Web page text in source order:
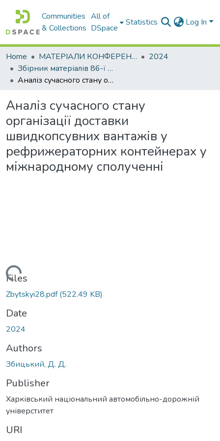
Communities
& Collections
All of
DSpace
Statistics Log In
Home МАТЕРІАЛИ КОНФЕРЕНЦІЙ
2024
Збірник матеріалів 86-ї Міжнародної студентської наукової конференції університету. Секція транспортних технологій
Аналіз сучасного стану організації доставки швидкопсувних вантажів у рефрижераторних контейнерах у міжнародному сполученні
Аналіз сучасного стану
організації доставки
швидкопсувних вантажів у
рефрижераторних контейнерах у
міжнародному сполученні
Loading...
Files
Zbytskyi28.pdf(522.49 KB)
Date
2024
Authors
Збицький, Д. Д.
Publisher
Харківський національний автомобільно-дорожній
універститет
URI